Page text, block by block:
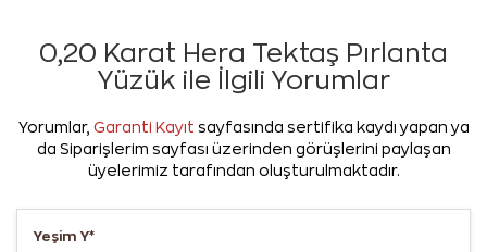
0,20 Karat Hera Tektaş Pırlanta
Yüzük ile İlgili Yorumlar
Yorumlar, Garanti Kayıt sayfasında sertifika kaydı yapan ya
da Siparişlerim sayfası üzerinden görüşlerini paylaşan
üyelerimiz tarafından oluşturulmaktadır.
Yeşim Y*